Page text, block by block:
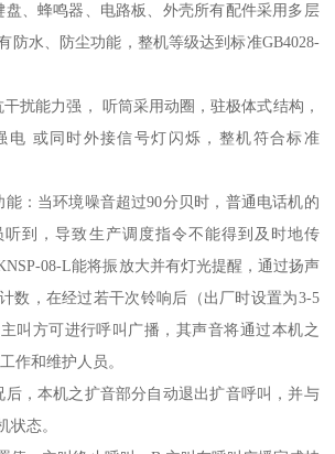
盘、蜂鸣器、电路板、外壳所有配件采用多层
防水、防尘功能，整机等级达到标准GB4028-
扰能力强， 听筒采用动圈，驻极体式结构，
电 或同时外接信号灯闪烁，整机符合标准
：当环境噪音超过90分贝时，普通电话机的
到，导致生产调度指令不能得到及时地传
08-L能将振放大并有灯光提醒，通过扬声
数，在经过若干次铃响后（出厂时设置为3-5
叫方可进行呼叫广播，其声音将通过本机之
作和维护人员。
后，本机之扩音部分自动退出扩音呼叫，并与
状态。